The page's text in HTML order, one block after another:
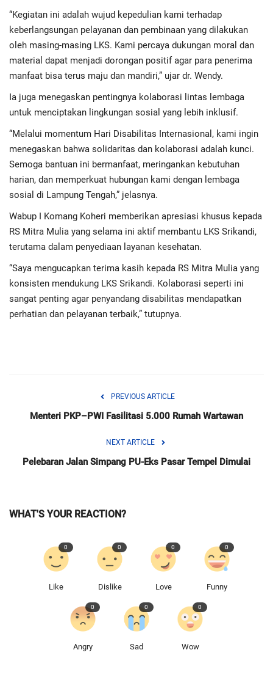
“Kegiatan ini adalah wujud kepedulian kami terhadap
keberlangsungan pelayanan dan pembinaan yang dilakukan
oleh masing-masing LKS. Kami percaya dukungan moral dan
material dapat menjadi dorongan positif agar para penerima
manfaat bisa terus maju dan mandiri,” ujar dr. Wendy.
Ia juga menegaskan pentingnya kolaborasi lintas lembaga
untuk menciptakan lingkungan sosial yang lebih inklusif.
“Melalui momentum Hari Disabilitas Internasional, kami ingin
menegaskan bahwa solidaritas dan kolaborasi adalah kunci.
Semoga bantuan ini bermanfaat, meringankan kebutuhan
harian, dan memperkuat hubungan kami dengan lembaga
sosial di Lampung Tengah,” jelasnya.
Wabup I Komang Koheri memberikan apresiasi khusus kepada
RS Mitra Mulia yang selama ini aktif membantu LKS Srikandi,
terutama dalam penyediaan layanan kesehatan.
“Saya mengucapkan terima kasih kepada RS Mitra Mulia yang
konsisten mendukung LKS Srikandi. Kolaborasi seperti ini
sangat penting agar penyandang disabilitas mendapatkan
perhatian dan pelayanan terbaik,” tutupnya.
PREVIOUS ARTICLE
Menteri PKP–PWI Fasilitasi 5.000 Rumah Wartawan
NEXT ARTICLE
Pelebaran Jalan Simpang PU-Eks Pasar Tempel Dimulai
WHAT'S YOUR REACTION?
Like
0
Dislike
0
Love
0
Funny
0
Angry
0
Sad
0
Wow
0